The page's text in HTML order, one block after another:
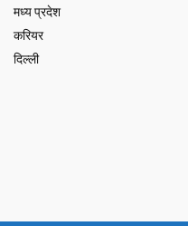
मध्य प्रदेश
करियर
दिल्ली